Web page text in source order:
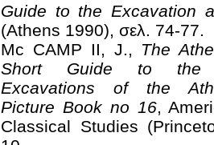
Guide to the Excavation
(Athens 1990), σελ. 74-77.
Μc CAMP II, J., The
Short Guide to the
Excavations of the
Picture Book no 16,
Classical Studies